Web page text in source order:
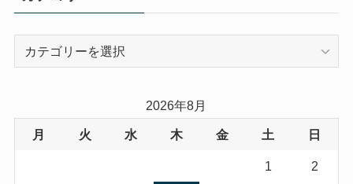
ー
2026年8月
月 火 水 木 金 土 日
1 2